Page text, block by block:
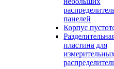
панелей
Корпус
пластина для